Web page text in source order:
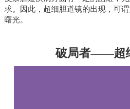
求。因此，超细胆道镜的出现，可
曙光。
破局者——超